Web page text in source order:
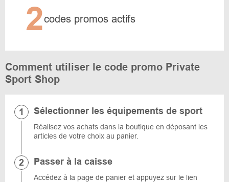
2codes promos actifs
Comment utiliser le code promo Private
Sport Shop
Sélectionner les équipements de sport
Réalisez vos achats dans la boutique en déposant les
articles de votre choix au panier.
Passer à la caisse
Accédez à la page de panier et appuyez sur le lien